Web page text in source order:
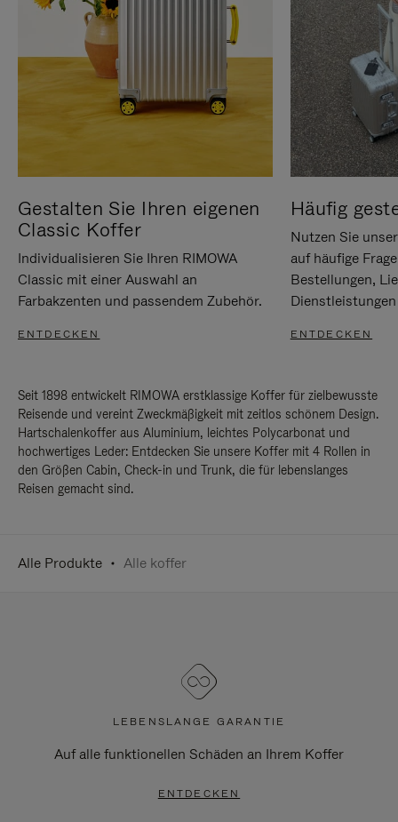
Gestalten Sie Ihren eigenen
Classic Koffer
Individualisieren Sie Ihren RIMOWA
Classic mit einer Auswahl an
Farbakzenten und passendem Zubehör.
ENTDECKEN
Häufig
Nutzen Sie
auf häufige
Bestellungen,
ENTDECKEN
Seit 1898 entwickelt RIMOWA erstklassige Koffer für zielbewusste
Reisende und vereint Zweckmäßigkeit mit zeitlos schönem Design.
Hartschalenkoffer aus Aluminium, leichtes Polycarbonat und
hochwertiges Leder: Entdecken Sie unsere Koffer mit 4 Rollen in
den Größen Cabin, Check-in und Trunk, die für lebenslanges
Reisen gemacht sind.
Alle Produkte Alle koffer
LEBENSLANGE GARANTIE
Auf alle funktionellen Schäden an Ihrem Koffer
ENTDECKEN